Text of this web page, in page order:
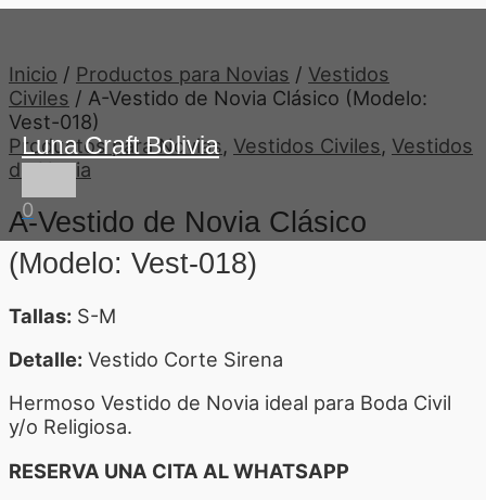
Ir
Luna Craft Bolivia
0
Inicio / Productos para Novias / Vestidos
Civiles / A-Vestido de Novia Clásico (Modelo:
Vest-018)
Productos para Novias, Vestidos Civiles, Vestidos
de Novia
A-Vestido de Novia Clásico
(Modelo: Vest-018)
Tallas: S-M
Detalle: Vestido Corte Sirena
Hermoso Vestido de Novia ideal para Boda Civil
y/o Religiosa.
RESERVA UNA CITA AL WHATSAPP